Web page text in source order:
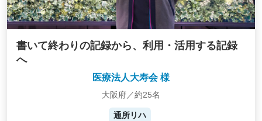
書いて終わりの記録から、利用・活用する記録
へ
医療法人大寿会 様
大阪府／約25名
通所リハ